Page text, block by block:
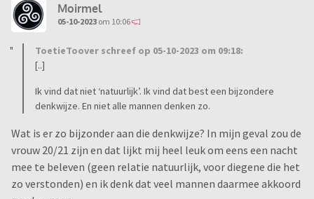
Moirmel
05-10-2023 om 10:06
ToetieToover schreef op 05-10-2023 om 09:18:
[..]
Ik vind dat niet ‘natuurlijk’. Ik vind dat best een bijzondere
denkwijze. En niet alle mannen denken zo.
Wat is er zo bijzonder aan die denkwijze? In mijn geval zou de
vrouw 20/21 zijn en dat lijkt mij heel leuk om eens een nacht
mee te beleven (geen relatie natuurlijk, voor diegene die het
zo verstonden) en ik denk dat veel mannen daarmee akkoord